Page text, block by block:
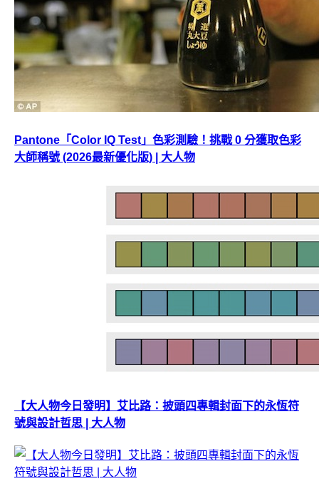
Pantone「Color IQ Test」色彩測驗！挑戰 0 分獲取色彩
大師稱號 (2026最新優化版) | 大人物
【大人物今日發明】艾比路：披頭四專輯封面下的永恆符
號與設計哲思 | 大人物